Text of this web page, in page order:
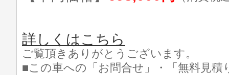
詳しくはこちら
ご覧頂きありがとうございます。
■この車への「お問合せ」・「無料見積